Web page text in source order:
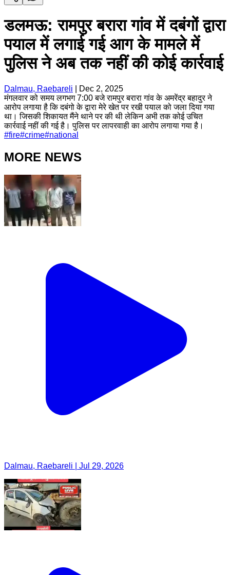
डलमऊ: रामपुर बरारा गांव में दबंगों द्वारा
पयाल में लगाई गई आग के मामले में
पुलिस ने अब तक नहीं की कोई कार्रवाई
Dalmau, Raebareli
Dec 2, 2025
मंगलवार को समय लगभग 7:00 बजे रामपुर बरारा गांव के अमरेंद्र बहादुर ने
आरोप लगाया है कि दबंगो के द्वारा मेरे खेत पर रखी पयाल को जला दिया गया
था। जिसकी शिकायत मैंने थाने पर की थी लेकिन अभी तक कोई उचित
कार्रवाई नहीं की गई है। पुलिस पर लापरवाही का आरोप लगाया गया है।
#fire#crime#national
MORE NEWS
Dalmau, Raebareli | Jul 29, 2026